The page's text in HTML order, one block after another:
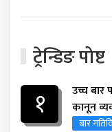
ट्रेन्डिङ पोष्ट
१
उच्च बार
कानून
बार